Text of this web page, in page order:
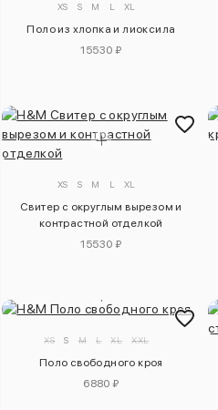
XS S M L XL
Поло из хлопка и лиоксила
15530 ₽
XS S M L XL
Свитер с округлым вырезом и
контрастной отделкой
15530 ₽
XS S M L XL XXL
Поло свободного кроя
6880 ₽